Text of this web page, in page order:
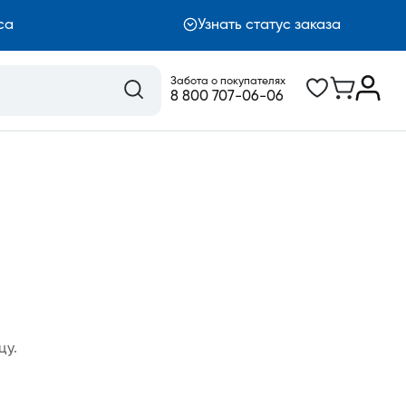
Узнать статус заказа
Забота о покупателях
8 800 707-06-06